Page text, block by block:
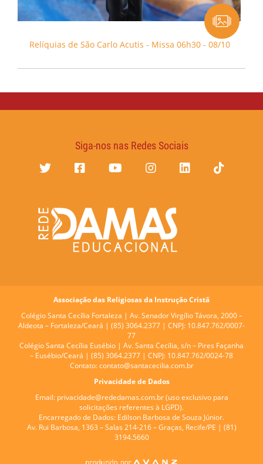
Relíquias de São Carlo Acutis - Missa 06h30 - 08/10
Siga-nos nas Redes Sociais
Associação das Religiosas da Instrução Cristã
Colégio Santa Cecília Fortaleza | Av. Senador Virgílio Távora, 2000 –
Aldeota – Fortaleza/Ceará | (85) 3064.2377 | CNPJ: 10.847.762/0007-
77
Colégio Santa Cecília Eusébio | Av. Santa Cecília, s/n – Pires Façanha
– Eusébio/Ceará | (85) 3064.2377 | CNPJ: 10.847.762/0024-78
Contato: contato@santacecilia.com.br
Privacidade de Dados
Email: privacidade@rededamas.com.br(uso exclusivo para
solicitações referentes à LGPD).
Encarregado de Dados: Edilson Barbosa de Souza Júnior.
Av. Rui Barbosa, 1363 – Salas 214-216 – Graças, Recife/PE | (81)
3194.5660